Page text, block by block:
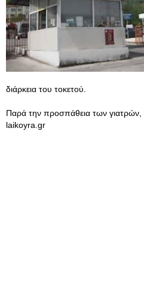
διάρκεια του τοκετού.
Παρά την προσπάθεια των γιατρών,
laikoyra.gr